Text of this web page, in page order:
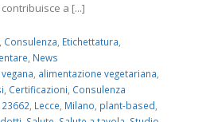
a [...]
, Consulenza, Etichettatura,
, News
, alimentazione vegetariana,
, Certificazioni, Consulenza
23662, Lecce, Milano, plant-based,